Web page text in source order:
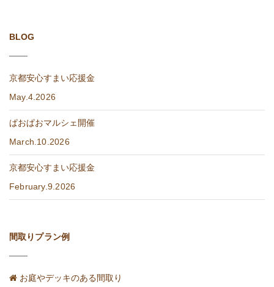
BLOG
京都安心すまい応援金
May.4.2026
ぱおぱおマルシェ開催
March.10.2026
京都安心すまい応援金
February.9.2026
間取りプラン例
お庭やデッキのある間取り